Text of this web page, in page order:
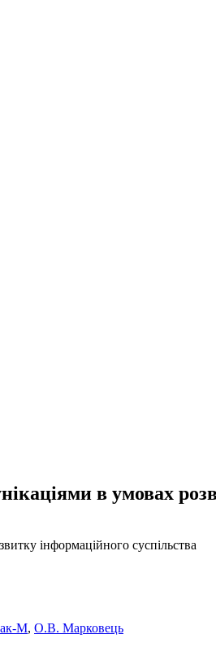
в умовах
інформаційного суспільства
М, О.В. Марковець